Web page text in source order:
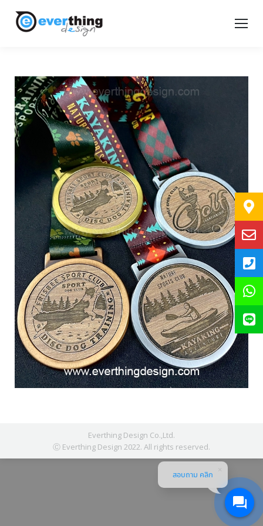
Everthing Design Co.,Ltd.
Ⓒ Everthing Design 2022. All rights reserved.
สอบถาม คลิก